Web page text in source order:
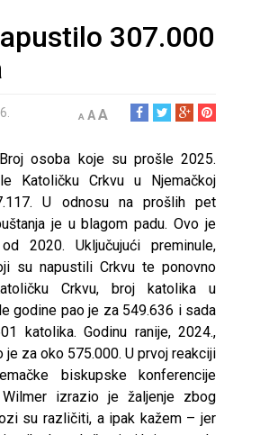
307.000
A AA
osoba koje su prošle 2025.
Katoličku Crkvu u Njemačkoj
U odnosu na prošlih pet
je u blagom padu. Ovo je
2020. Uključujući preminule,
su napustili Crkvu te ponovno
Crkvu, broj katolika u
godine pao je za 549.636 i sada
katolika. Godinu ranije, 2024.,
je za oko 575.000. U prvoj reakciji
biskupske konferencije
izrazio je žaljenje zbog
su različiti, a ipak kažem – jer